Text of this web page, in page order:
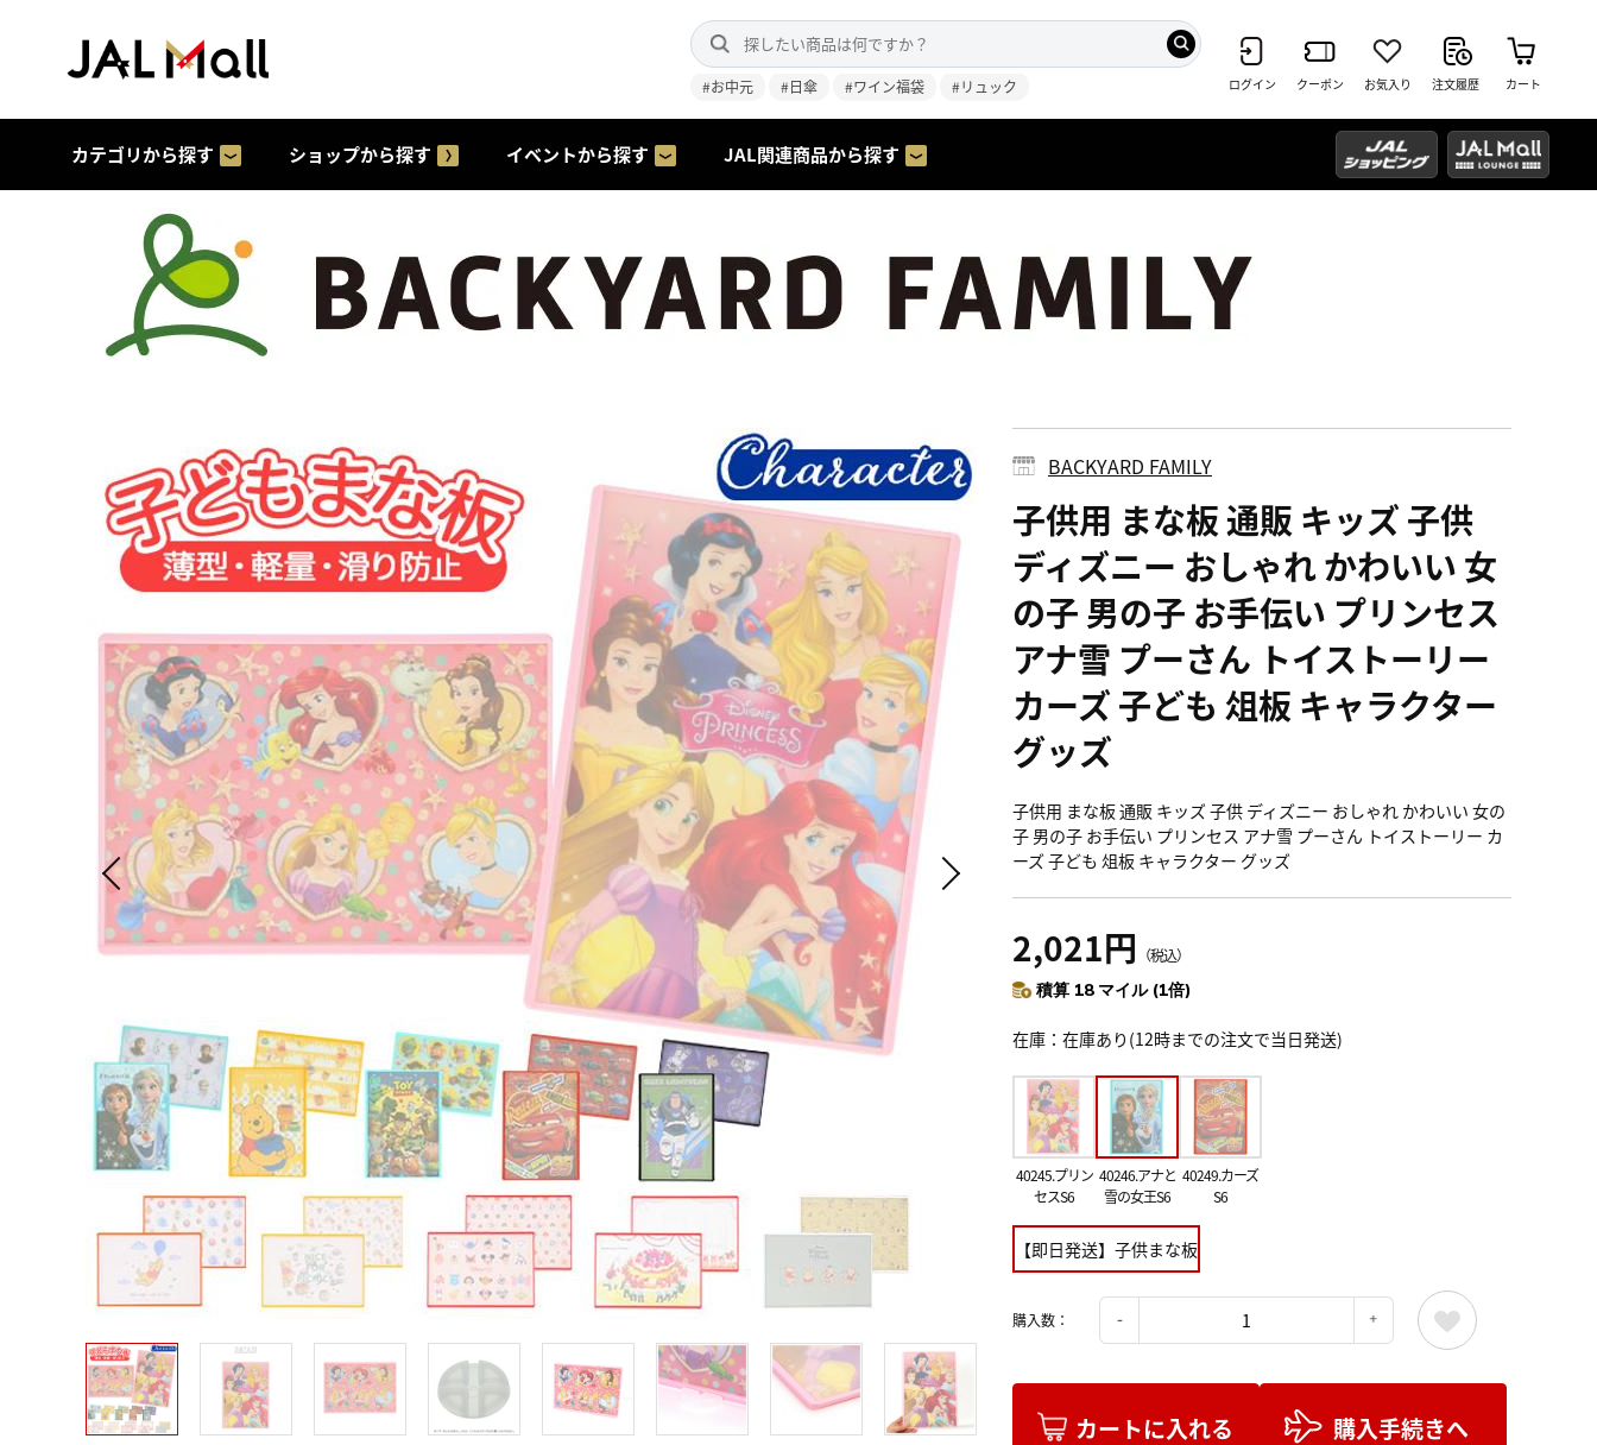
#お中元 #日傘 #ワイン福袋 #リュック ログイン クーポン お気入り 注文履歴 カート
カテゴリから探す ショップから探す イベントから探す JAL関連商品から探す
BACKYARD FAMILY
子供用 まな板 通販 キッズ 子供
ディズニー おしゃれ かわいい 女
の子 男の子 お手伝い プリンセス
アナ雪 プーさん トイストーリー
カーズ 子ども 俎板 キャラクター
グッズ
子供用 まな板 通販 キッズ 子供 ディズニー おしゃれ かわいい 女の
子 男の子 お手伝い プリンセス アナ雪 プーさん トイストーリー カ
ーズ 子ども 俎板 キャラクター グッズ
2,021円 （税込）
積算 18 マイル (1倍)
在庫 在庫あり(12時までの注文で当日発送)
40245.プリン
セスS6
40246.アナと
雪の女王S6
40249.カーズ
S6
【即日発送】子供まな板
購入数：
カートに入れる 購入手続きへ